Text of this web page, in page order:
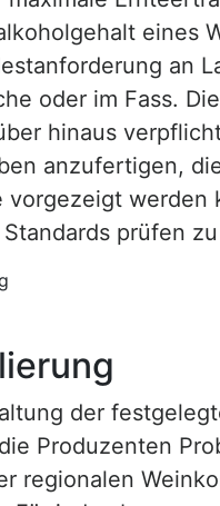
eines
an
oder im Fass.
hinaus
anzufertigen,
vorgezeigt werden
Standards prüfen
der
Produzenten
regionalen